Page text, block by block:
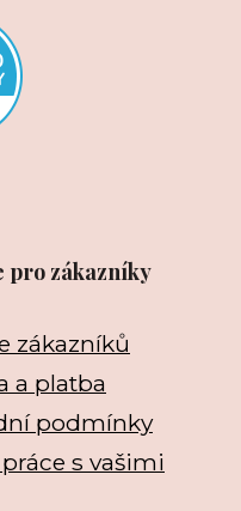
pro zákazníky
zákazníků
a platba
podmínky
s vašimi